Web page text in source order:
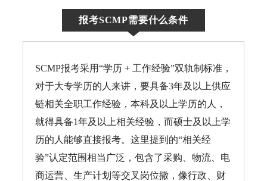
报考SCMP需要什么条件
SCMP报考采用“学历 + 工作经验”双轨制标准，
对于大专学历的人来讲，要具备3年及以上供应
链相关全职工作经验，本科及以上学历的人，
就得具备1年及以上相关经验，而硕士及以上学
历的人能够直接报考。这里提到的“相关经
验”认定范围相当广泛，包含了采购、物流、电
商运营、生产计划等交叉岗位撒，像行政、财